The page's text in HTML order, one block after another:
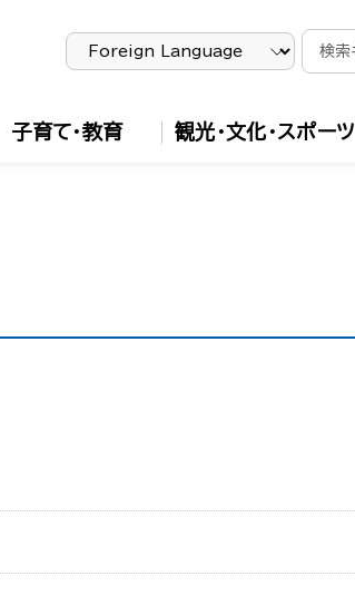
子育て・教育 観光・文化・スポーツ